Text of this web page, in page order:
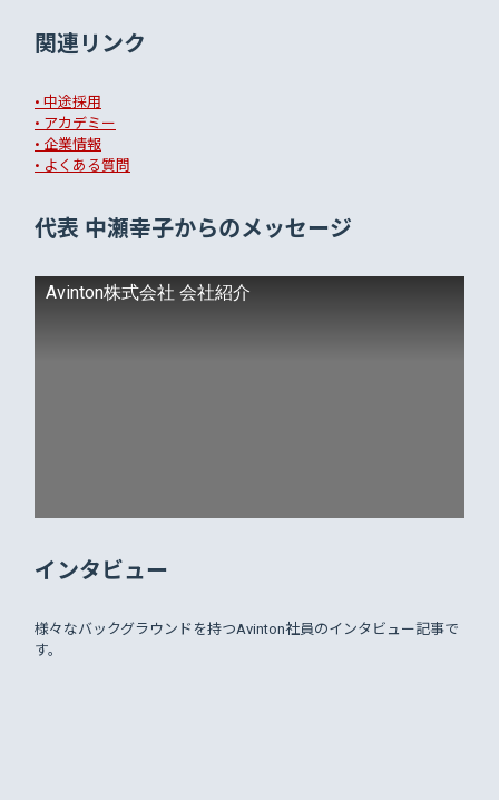
関連リンク
• 中途採用
• アカデミー
• 企業情報
• よくある質問
代表 中瀬幸子からのメッセージ
Avinton株式会社 会社紹介
インタビュー
様々なバックグラウンドを持つAvinton社員のインタビュー記事で
す。